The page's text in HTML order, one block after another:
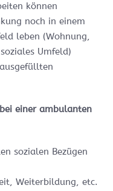
können
noch in einem
leben (Wohnung,
Umfeld)
einer ambulanten
sozialen Bezügen
Weiterbildung, etc.